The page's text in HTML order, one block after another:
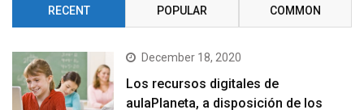
RECENT POPULAR COMMON
December 18, 2020
Los recursos digitales de
aulaPlaneta, a disposición de los